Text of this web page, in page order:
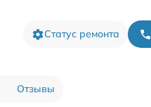
Статус ремонта
Отзывы